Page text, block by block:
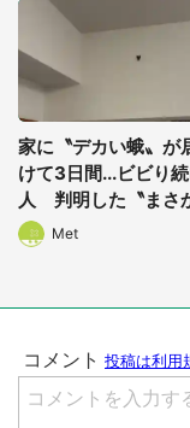
家に〝デカい蛾〟が
けて3日間...ビビり
人 判明した〝まさ
体〟に14万人も困惑
Met